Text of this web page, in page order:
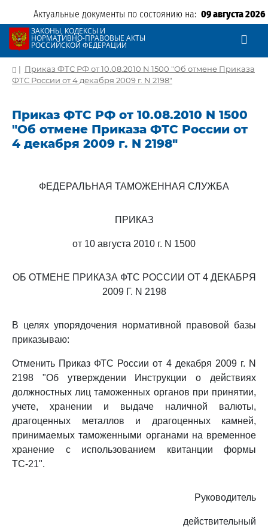
Актуальные документы по состоянию на: 09 августа 2026
ЗАКОНЫ, КОДЕКСЫ И
НОРМАТИВНО-ПРАВОВЫЕ АКТЫ
РОССИЙСКОЙ ФЕДЕРАЦИИ
| Приказ ФТС РФ от 10.08.2010 N 1500 "Об отмене Приказа
ФТС России от 4 декабря 2009 г. N 2198"
Приказ ФТС РФ от 10.08.2010 N 1500
"Об отмене Приказа ФТС России от
4 декабря 2009 г. N 2198"
ФЕДЕРАЛЬНАЯ ТАМОЖЕННАЯ СЛУЖБА
ПРИКАЗ
от 10 августа 2010 г. N 1500
ОБ ОТМЕНЕ ПРИКАЗА ФТС РОССИИ ОТ 4 ДЕКАБРЯ
2009 Г. N 2198
В целях упорядочения нормативной правовой базы
приказываю:
Отменить Приказ ФТС России от 4 декабря 2009 г. N
2198 "Об утверждении Инструкции о действиях
должностных лиц таможенных органов при принятии,
учете, хранении и выдаче наличной валюты,
драгоценных металлов и драгоценных камней,
принимаемых таможенными органами на временное
хранение с использованием квитанции формы
ТС-21".
Руководитель
действительный